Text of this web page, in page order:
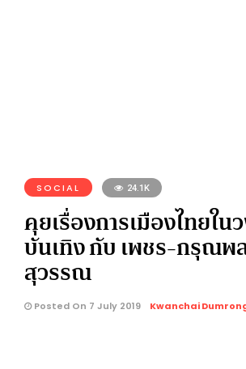
SOCIAL 24.1K
คุยเรื่องการเมืองไทยใน
บันเทิง กับ เพชร-กรุณพ
สุวรรณ
Posted On 7 July 2019 Kwanchai